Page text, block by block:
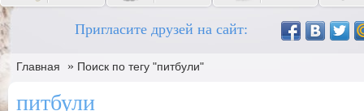
Пригласите друзей на сайт:
Главная » Поиск по тегу "питбули"
питбули